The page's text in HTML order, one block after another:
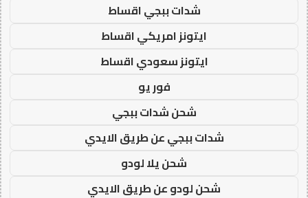
شدات ببجي اقساط
ايتونز امريكي اقساط
ايتونز سعودي اقساط
فور يو
شحن شدات ببجي
شدات ببجي عن طريق الايدي
شحن يلا لودو
شحن لودو عن طريق الايدي